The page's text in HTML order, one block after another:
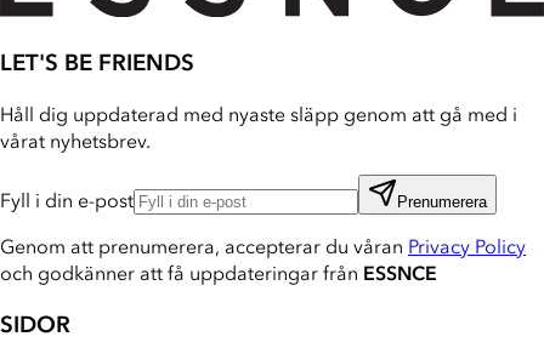
LET'S BE FRIENDS
Håll dig uppdaterad med nyaste släpp genom att gå med i
vårat nyhetsbrev.
Fyll i din e-post Prenumerera
Genom att prenumerera, accepterar du våran Privacy Policy
och godkänner att få uppdateringar från ESSNCE
SIDOR